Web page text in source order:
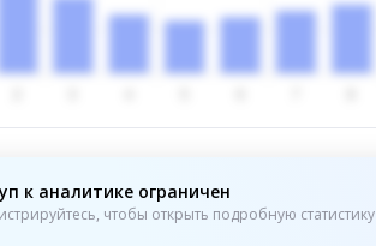
к аналитике ограничен
чтобы открыть подробную статистику